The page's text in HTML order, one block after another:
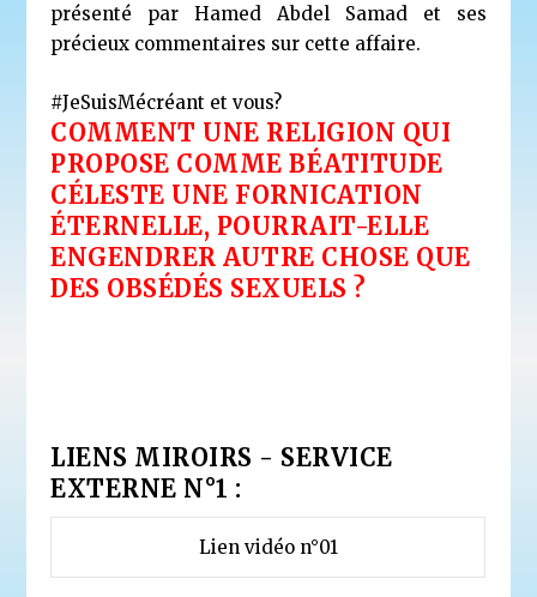
présenté par Hamed Abdel Samad et ses
précieux commentaires sur cette affaire.
#JeSuisMécréant et vous?
COMMENT UNE RELIGION QUI
PROPOSE COMME BÉATITUDE
CÉLESTE UNE FORNICATION
ÉTERNELLE, POURRAIT-ELLE
ENGENDRER AUTRE CHOSE QUE
DES OBSÉDÉS SEXUELS ?
LIENS MIROIRS - SERVICE
EXTERNE N°1 :
Lien vidéo n°01